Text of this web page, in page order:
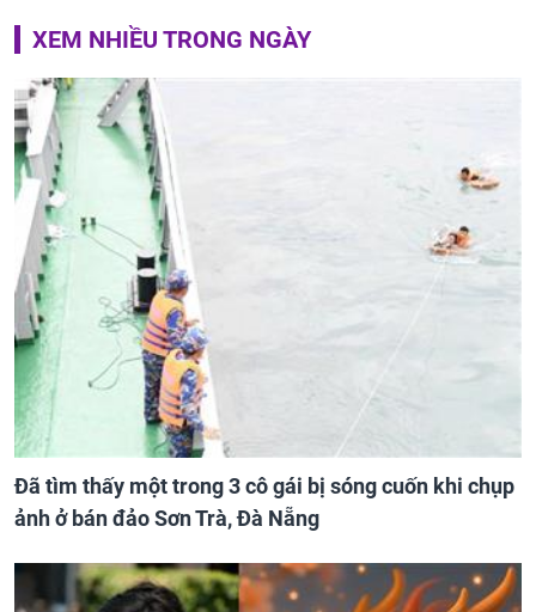
XEM NHIỀU TRONG NGÀY
Đã tìm thấy một trong 3 cô gái bị sóng cuốn khi chụp
ảnh ở bán đảo Sơn Trà, Đà Nẵng